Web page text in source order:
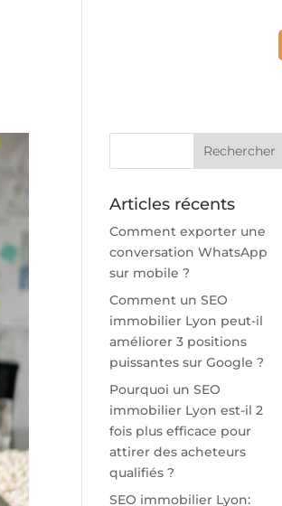
Articles récents
Comment exporter une
conversation WhatsApp
sur mobile ?
Comment un SEO
immobilier Lyon peut-il
améliorer 3 positions
puissantes sur Google ?
Pourquoi un SEO
immobilier Lyon est-il 2
fois plus efficace pour
attirer des acheteurs
qualifiés ?
SEO immobilier Lyon: